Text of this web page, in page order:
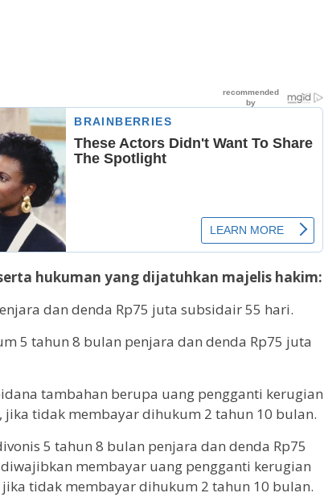
hukuman yang dijatuhkan majelis hakim:
dan denda Rp75 juta subsidair 55 hari.
5 tahun 8 bulan penjara dan denda Rp75 juta
tambahan berupa uang pengganti kerugian
jika tidak membayar dihukum 2 tahun 10 bulan.
5 tahun 8 bulan penjara dan denda Rp75
membayar uang pengganti kerugian
jika tidak membayar dihukum 2 tahun 10 bulan.